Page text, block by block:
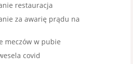
restauracja
za awarię prądu na
meczów w pubie
covid